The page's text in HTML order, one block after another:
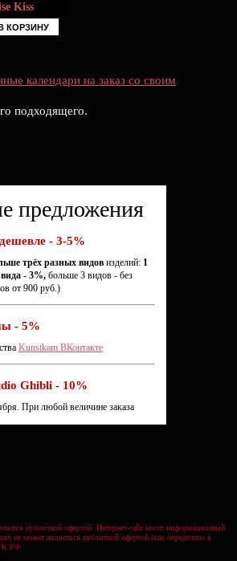
Kiss
КОРЗИНУ
календари на заказ со своим
подходящего.
предложения
- 3-5%
трёх разных видов изделий: 1
- 3%, больше 3 видов - без
от 900 руб.)
- 5%
Kunstkam ВКонтакте
Ghibli - 10%
При любой величине заказа
публичной офертой. Интернет-сайт носит информационный
не может являеться публичной офертой (как определено в
РФ.